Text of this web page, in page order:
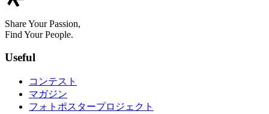
Share Your Passion,
Find Your People.
Useful
コンテスト
マガジン
フォトポスタープロジェクト